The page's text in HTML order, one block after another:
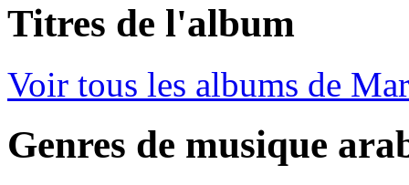
Titres de l'album
Voir tous les albums de
Genres de musique